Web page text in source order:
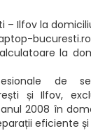
– Ilfov la
bucuresti.ro
la
de
și Ilfov,
2008 în
eficiente